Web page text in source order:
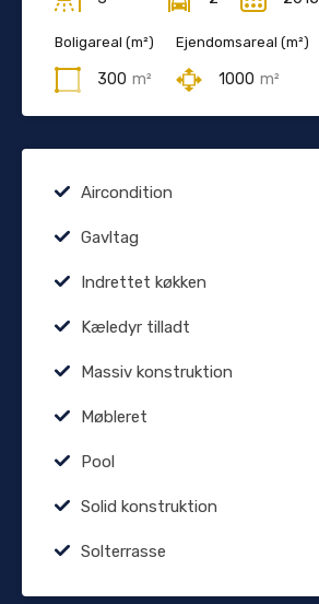
Boligareal (m²)
300 m²
Ejendomsareal (m²)
1000 m²
Aircondition
Gavltag
Indrettet køkken
Kæledyr tilladt
Massiv konstruktion
Møbleret
Pool
Solid konstruktion
Solterrasse